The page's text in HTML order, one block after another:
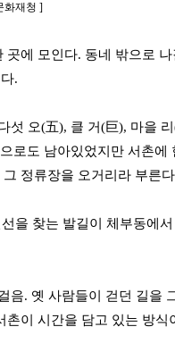
화재청 ]
에 모인다. 동네 밖으로
.
오(五), 클 거(巨), 마을
로도 남아있었지만 서촌에
정류장을 오거리라 부른
을 찾는 발길이 체부동에
. 옛 사람들이 걷던 길을
이 시간을 담고 있는 방식